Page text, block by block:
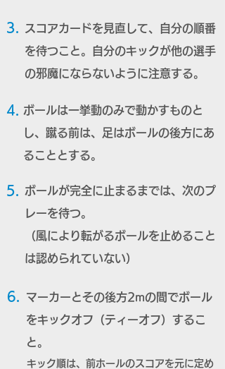
3.
スコアカードを見直して、自分の順番
を待つこと。自分のキックが他の選手
の邪魔にならないように注意する。
4.
ボールは一挙動のみで動かすものと
し、蹴る前は、足はボールの後方にあ
ることとする。
5.
ボールが完全に止まるまでは、次のプ
レーを待つ。
（風により転がるボールを止めること
は認められていない）
6.
マーカーとその後方2mの間でボール
をキックオフ（ティーオフ）するこ
と。
キック順は、前ホールのスコアを元に定め